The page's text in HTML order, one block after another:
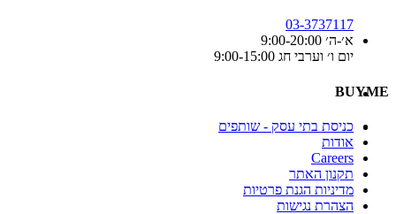
03-3737117
א׳-ה׳ 9:00-20:00
יום ו׳ וערבי חג 9:00-15:00
BUYME
כניסת בתי עסק - שותפים
אודות
Careers
תקנון האתר
מדיניות הגנת פרטיות
הצהרת נגישות